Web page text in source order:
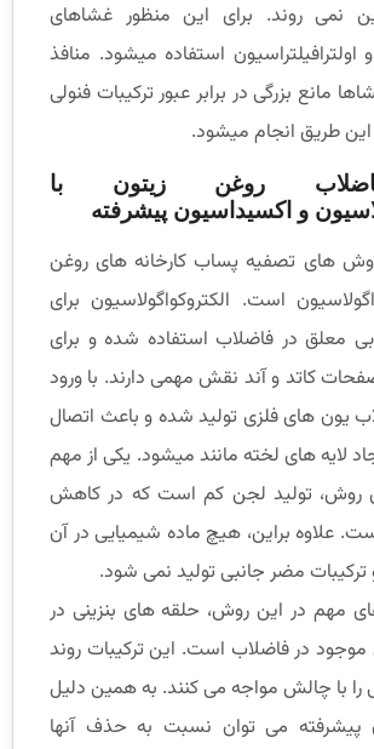
نمی روند. برای این منظور غشاهای
و اولترافیلتراسیون استفاده میشود. منافذ
مانع بزرگی در برابر عبور ترکیبات فنولی
این طریق انجام میشود.
روغن زیتون با
و اکسیداسیون پیشرفته
های تصفیه پساب کارخانه های روغن
است. الکتروکواگولاسیون برای
معلق در فاضلاب استفاده شده و برای
کاتد و آند نقش مهمی دارند. با ورود
یون های فلزی تولید شده و باعث اتصال
لایه های لخته مانند میشود. یکی از مهم
روش، تولید لجن کم است که در کاهش
علاوه براین، هیچ ماده شیمیایی در آن
مضر جانبی تولید نمی شود.
مهم در این روش، حلقه های بنزینی در
موجود در فاضلاب است. این ترکیبات روند
را با چالش مواجه می کنند. به همین دلیل
پیشرفته می توان نسبت به حذف آنها